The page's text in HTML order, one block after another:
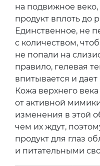
на подвижное
продукт вплоть до
Единственное, не
с количеством,
не попали на
правило, гелевая
впитывается и
Кожа верхнего
от активной
изменения в этой
чем их ждут,
продукт для глаз
и питательными